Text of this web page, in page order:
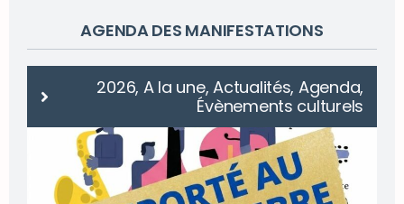
AGENDA DES MANIFESTATIONS
2026, A la une, Actualités, Agenda,
Évènements culturels